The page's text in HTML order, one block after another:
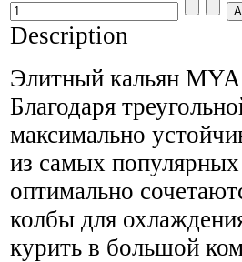
Description
Элитный кальян
Благодаря
максимально
из самых
оптимально
колбы для
курить в большой